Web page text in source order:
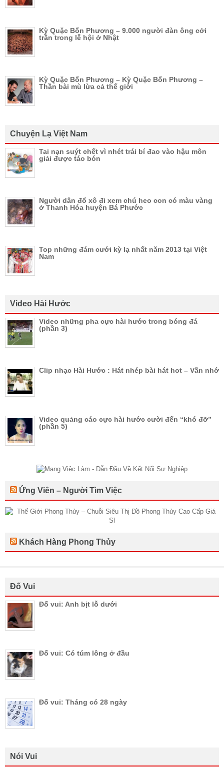
Kỳ Quặc Bốn Phương – 9.000 người đàn ông cởi
trần trong lễ hội ở Nhật
Kỳ Quặc Bốn Phương – Kỳ Quặc Bốn Phương –
Thần bài mù lừa cả thế giới
Chuyện Lạ Việt Nam
Tai nạn suýt chết vì nhét trái bí đao vào hậu môn
giải được táo bón
Người dân đổ xô đi xem chú heo con có màu vàng
ở Thanh Hóa huyện Bá Phước
Top những đám cưới kỳ lạ nhất năm 2013 tại Việt
Nam
Video Hài Hước
Video những pha cực hài hước trong bóng đá
(phần 3)
Clip nhạc Hài Hước : Hát nhép bài hát hot – Vẫn nhớ
Video quảng cáo cực hài hước cười đến “khó đỡ”
(phần 5)
Ứng Viên – Người Tìm Việc
Khách Hàng Phong Thủy
Đố Vui
Đố vui: Anh bịt lỗ dưới
Đố vui: Có túm lông ở đầu
Đố vui: Tháng có 28 ngày
Nói Vui